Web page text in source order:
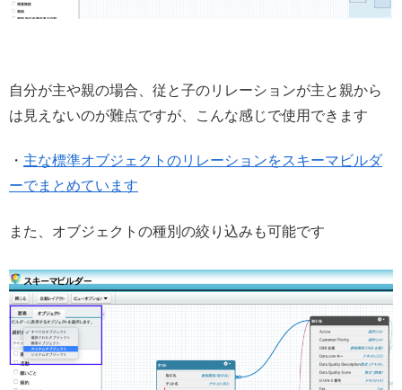
自分が主や親の場合、従と子のリレーションが主と親から
は見えないのが難点ですが、こんな感じで使用できます
・ 主な標準オブジェクトのリレーションをスキーマビルダ
ーでまとめています
また、オブジェクトの種別の絞り込みも可能です